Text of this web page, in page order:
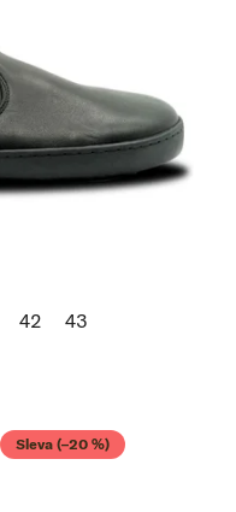
42 43
Sleva (–20 %)